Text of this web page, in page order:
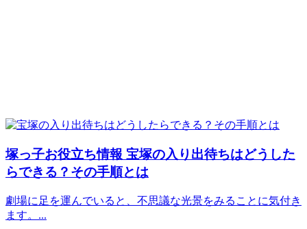
塚っ子お役立ち情報 宝塚の入り出待ちはどうした
らできる？その手順とは
劇場に足を運んでいると、不思議な光景をみることに気付き
ます。...